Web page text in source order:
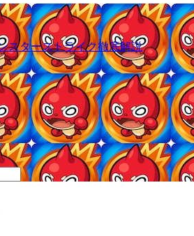
スターストライク徹底解説